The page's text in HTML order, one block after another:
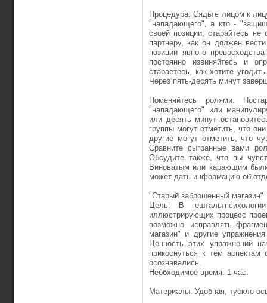
Процедура: Сядьте лицом к
"нападающего", а кто -
своей позиции, старайтесь
партнеру, как он должен
позиции явного
постоянно извиняйтесь и
стараетесь, как хотите
Через пять-десять минут
Поменяйтесь ролями.
"нападающего" или
или десять минут
группы могут отметить, что
другие могут отметить, что
Сравните сыгранные вами
Обсудите также, что вы
Виноватым или карающим
может дать информацию об
"Старый заброшенный магазин"
Цель: В
иллюстрирующих процесс
возможно, исправлять
магазин" и другие
Ценность этих упражнений
прикоснуться к тем
осознавались.
Необходимое время: 1 час.
Материалы: Удобная, тускло